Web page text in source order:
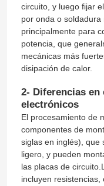
circuito, y luego fijar
por onda o
principalmente para
potencia, que
mecánicas más
disipación de calor.
2- Diferencias en
electrónicos
El procesamiento de
componentes de
siglas en inglés), que
ligero, y pueden
las placas de
incluyen